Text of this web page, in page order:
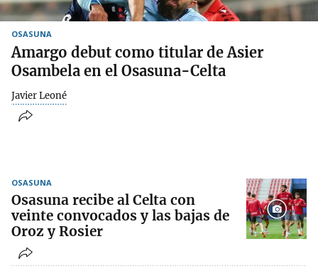
OSASUNA
Amargo debut como titular de Asier
Osambela en el Osasuna-Celta
Javier Leoné
OSASUNA
Osasuna recibe al Celta con
veinte convocados y las bajas de
Oroz y Rosier